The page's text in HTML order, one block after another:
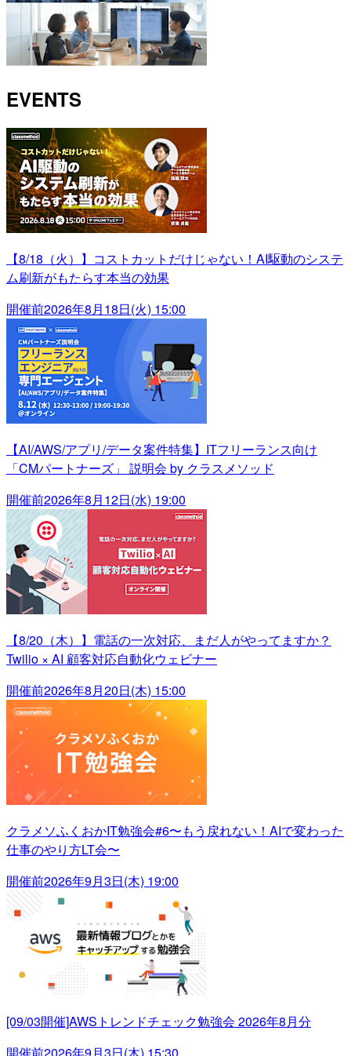
EVENTS
【8/18（火）】コストカットだけじゃない！AI駆動のシステ
ム刷新がもたらす本当の効果
開催前2026年8月18日(火) 15:00
【AI/AWS/アプリ/データ案件特集】ITフリーランス向け
「CMパートナーズ」 説明会 by クラスメソッド
開催前2026年8月12日(水) 19:00
【8/20（木）】電話の一次対応、まだ人がやってますか？
Twilio × AI 顧客対応自動化ウェビナー
開催前2026年8月20日(木) 15:00
クラメソふくおかIT勉強会#6〜もう戻れない！AIで変わった
仕事のやり方LT会〜
開催前2026年9月3日(木) 19:00
[09/03開催]AWSトレンドチェック勉強会 2026年8月分
開催前2026年9月3日(木) 15:30